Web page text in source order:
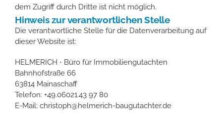
dem Zugriff durch Dritte ist nicht möglich.
Hinweis zur verantwortlichen Stelle
Die verantwortliche Stelle für die Datenverarbeitung auf
dieser Website ist:
HELMERICH ⋅ Büro für Immobiliengutachten
Bahnhofstraße 66
63814 Mainaschaff
Telefon: +49.06021.43 97 80
E-Mail: christoph@helmerich-baugutachter.de